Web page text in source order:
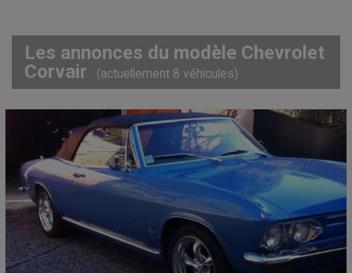
Les annonces du modèle Chevrolet
Corvair
(actuellement 8 véhicules)